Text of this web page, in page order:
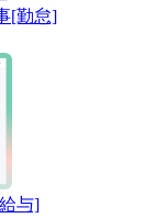
[勤怠]
与]